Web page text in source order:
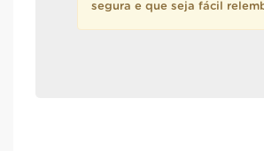
segura e que seja fácil